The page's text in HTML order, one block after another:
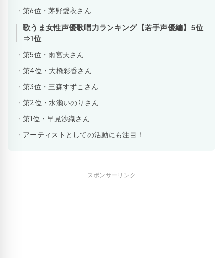
第6位・茅野愛衣さん
歌うま女性声優歌唱力ランキング【若手声優編】5位
⇒1位
第5位・雨宮天さん
第4位・大橋彩香さん
第3位・三森すずこさん
第2位・水瀬いのりさん
第1位・早見沙織さん
アーティストとしての活動にも注目！
スポンサーリンク